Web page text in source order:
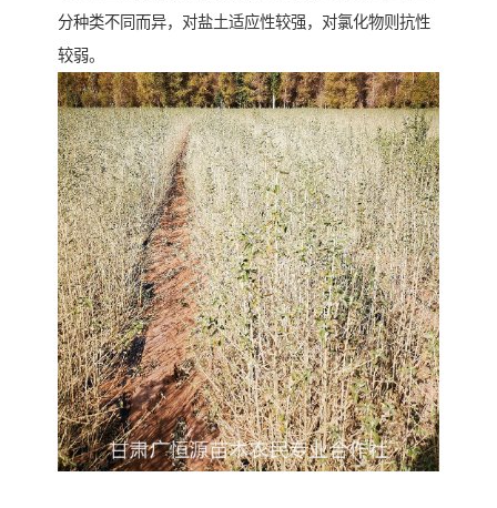
分种类不同而异，对盐土适应性较强，对氯化物则抗性
较弱。